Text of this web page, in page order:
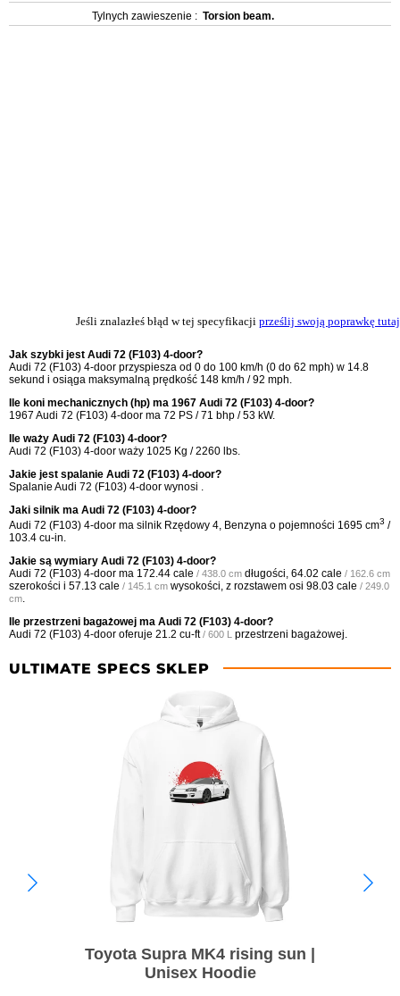
Tylnych zawieszenie : Torsion beam.
Jeśli znalazłeś błąd w tej specyfikacji prześlij swoją poprawkę tutaj
Jak szybki jest Audi 72 (F103) 4-door?
Audi 72 (F103) 4-door przyspiesza od 0 do 100 km/h (0 do 62 mph) w 14.8
sekund i osiąga maksymalną prędkość 148 km/h / 92 mph.
Ile koni mechanicznych (hp) ma 1967 Audi 72 (F103) 4-door?
1967 Audi 72 (F103) 4-door ma 72 PS / 71 bhp / 53 kW.
Ile waży Audi 72 (F103) 4-door?
Audi 72 (F103) 4-door waży 1025 Kg / 2260 lbs.
Jakie jest spalanie Audi 72 (F103) 4-door?
Spalanie Audi 72 (F103) 4-door wynosi .
Jaki silnik ma Audi 72 (F103) 4-door?
Audi 72 (F103) 4-door ma silnik Rzędowy 4, Benzyna o pojemności 1695 cm3 /
103.4 cu-in.
Jakie są wymiary Audi 72 (F103) 4-door?
Audi 72 (F103) 4-door ma 172.44 cale / 438.0 cm długości, 64.02 cale / 162.6 cm
szerokości i 57.13 cale / 145.1 cm wysokości, z rozstawem osi 98.03 cale / 249.0
cm.
Ile przestrzeni bagażowej ma Audi 72 (F103) 4-door?
Audi 72 (F103) 4-door oferuje 21.2 cu-ft / 600 L przestrzeni bagażowej.
ULTIMATE SPECS SKLEP